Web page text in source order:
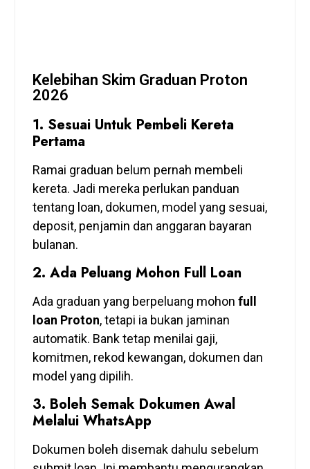
Kelebihan Skim Graduan Proton
2026
1. Sesuai Untuk Pembeli Kereta
Pertama
Ramai graduan belum pernah membeli
kereta. Jadi mereka perlukan panduan
tentang loan, dokumen, model yang sesuai,
deposit, penjamin dan anggaran bayaran
bulanan.
2. Ada Peluang Mohon Full Loan
Ada graduan yang berpeluang mohon full
loan Proton, tetapi ia bukan jaminan
automatik. Bank tetap menilai gaji,
komitmen, rekod kewangan, dokumen dan
model yang dipilih.
3. Boleh Semak Dokumen Awal
Melalui WhatsApp
Dokumen boleh disemak dahulu sebelum